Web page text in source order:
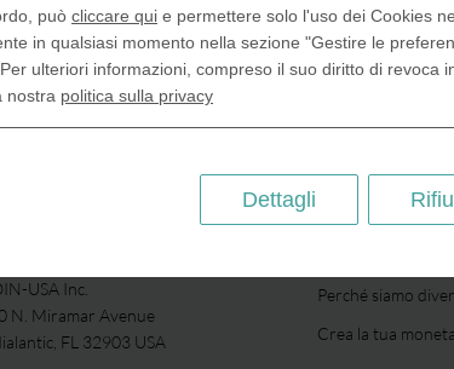
USA Inc.
N. Miramar Avenue
FL 32903 USA
Perché siamo
Crea la tua moneta
può cliccare qui e permettere solo l'uso dei Cookies
in qualsiasi momento nella sezione "Gestire le
ulteriori informazioni, compreso il suo diritto di revoca
nostra politica sulla privacy
Dettagli